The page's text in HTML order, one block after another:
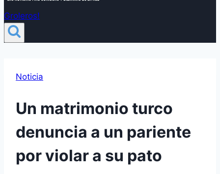
Groleros!
Noticia
Un matrimonio turco
denuncia a un pariente
por violar a su pato